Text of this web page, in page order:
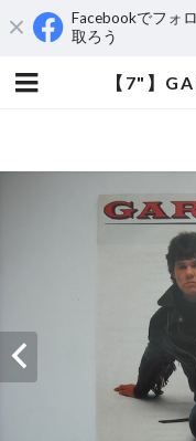
Facebookでフォ
取ろう